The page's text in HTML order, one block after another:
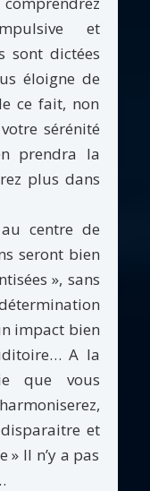
et
sont dictées
éloigne de
ce fait, non
sérénité
prendra la
plus dans
centre de
seront bien
», sans
impact bien
A la
que vous
et
» Il n’y a pas